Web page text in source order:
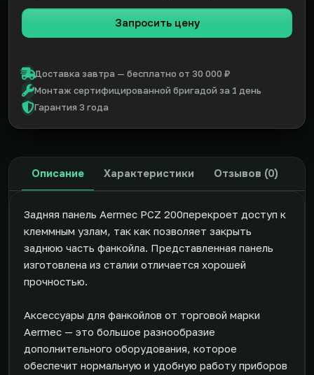
Запросить цену
Доставка завтра — бесплатно от 30 000 ₽
Монтаж сертифицированной бригадой за 1 день
Гарантия 3 года
Описание Характеристики Отзывов (0)
Задняя панель Aermec PCZ 200перекроет доступ к
клеммным узлам, так как позволяет закрыть
заднюю часть фанкойла. Представленная панель
изготовлена из сталии отличается хорошей
прочностью.
Аксессуары для фанкойлов от торговой марки
Aermec — это большое разнообразие
дополнительного оборудования, которое
обеспечит нормальную и удобную работу приборов